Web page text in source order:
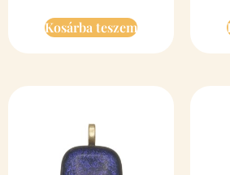
Kosárba teszem